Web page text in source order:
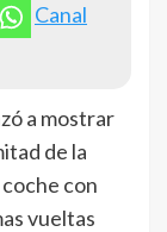
Canal
a mostrar
de la
con
vueltas